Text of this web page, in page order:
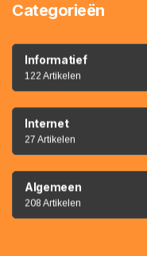
Categorieën
Informatief
122 Artikelen
Internet
27 Artikelen
Algemeen
208 Artikelen